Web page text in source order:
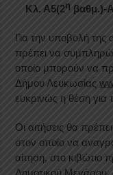
Κλ. Α5(2η βαθμ.)-
Για την υποβολή της
πρέπει να
οποίο μπορούν να
Δήμου Λευκωσίας
ευκρινώς η θέση για
Οι αιτήσεις θα
στον οποίο να
αίτηση, στο κιβώτιο
Δημοτικού